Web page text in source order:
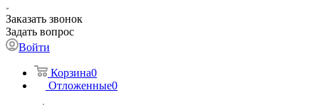
Заказать звонок
Задать вопрос
Войти
Корзина0
Отложенные0